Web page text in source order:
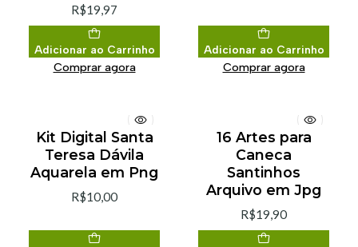
R$19,97
Adicionar ao Carrinho
Comprar agora
Adicionar ao Carrinho
Comprar agora
Kit Digital Santa
Teresa Dávila
Aquarela em Png
R$10,00
16 Artes para
Caneca
Santinhos
Arquivo em Jpg
R$19,90